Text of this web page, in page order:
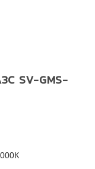
SV-GMS-